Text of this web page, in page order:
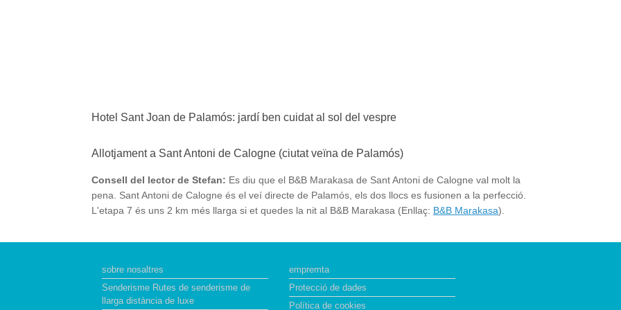
Hotel Sant Joan de Palamós: jardí ben cuidat al sol del vespre
Allotjament a Sant Antoni de Calogne (ciutat veïna de Palamós)
Consell del lector de Stefan: Es diu que el B&B Marakasa de Sant Antoni de Calogne val molt la
pena. Sant Antoni de Calogne és el veí directe de Palamós, els dos llocs es fusionen a la perfecció.
L'etapa 7 és uns 2 km més llarga si et quedes la nit al B&B Marakasa (Enllaç: B&B Marakasa).
sobre nosaltres
Senderisme Rutes de senderisme de
llarga distància de luxe
empremta
Protecció de dades
Política de cookies